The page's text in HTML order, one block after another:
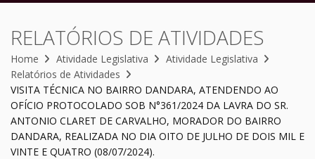
RELATÓRIOS DE ATIVIDADES
Home Atividade Legislativa
Atividade Legislativa
Relatórios de Atividades
VISITA TÉCNICA NO BAIRRO DANDARA, ATENDENDO AO
OFÍCIO PROTOCOLADO SOB N°361/2024 DA LAVRA DO SR.
ANTONIO CLARET DE CARVALHO, MORADOR DO BAIRRO
DANDARA, REALIZADA NO DIA OITO DE JULHO DE DOIS MIL E
VINTE E QUATRO (08/07/2024).